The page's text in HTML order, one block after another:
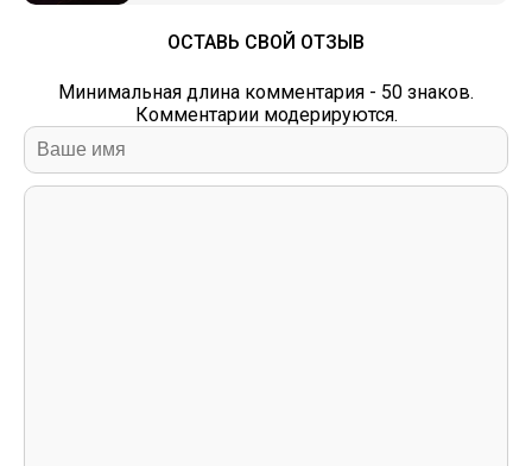
ОСТАВЬ СВОЙ ОТЗЫВ
Минимальная длина комментария - 50 знаков.
Комментарии модерируются.